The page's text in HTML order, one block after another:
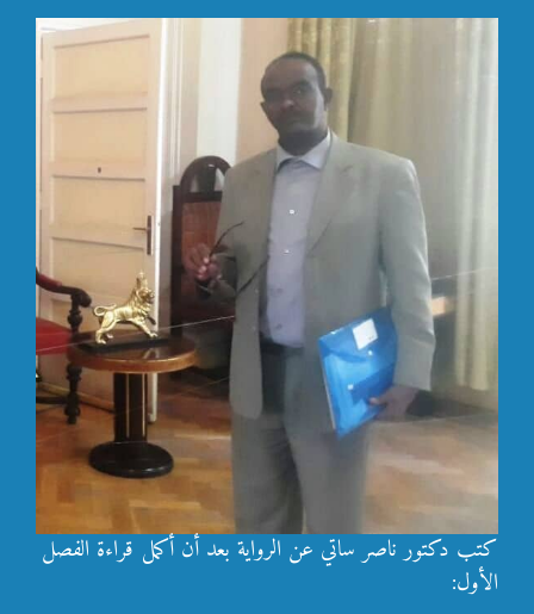
كتب دكتور ناصر ساتي عن الرواية بعد أن أكمل قراءة الفصل
الأول: